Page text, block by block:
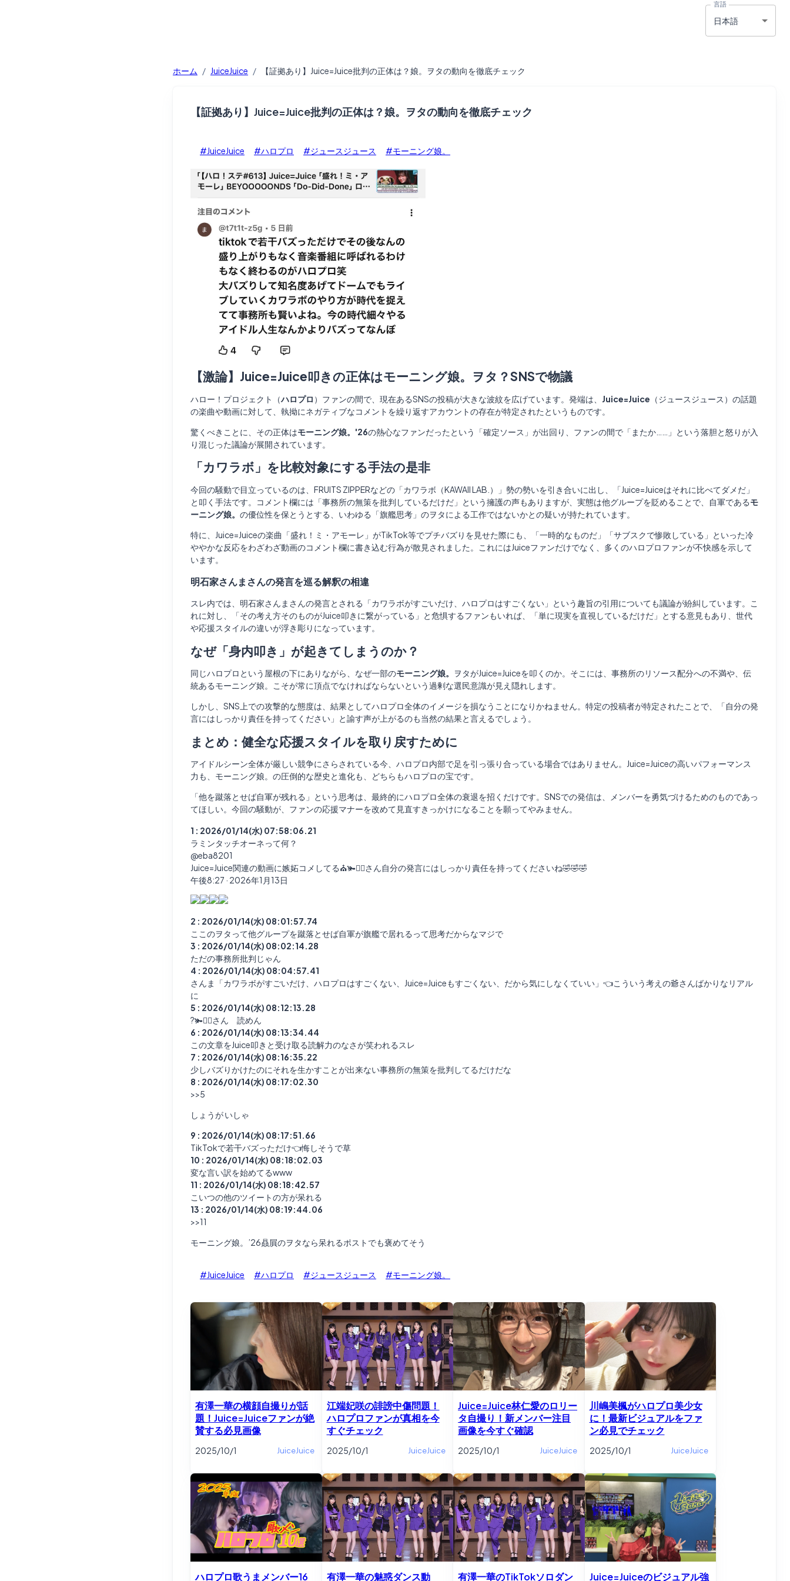
言語
日本語
ホーム / JuiceJuice / 【証拠あり】Juice=Juice批判の正体は？娘。ヲタの動向を徹底チェック
【証拠あり】Juice=Juice批判の正体は？娘。ヲタの動向を徹底チェック
#JuiceJuice #ハロプロ #ジュースジュース #モーニング娘。
【激論】Juice=Juice叩きの正体はモーニング娘。ヲタ？SNSで物議
ハロー！プロジェクト（ハロプロ ）ファンの間で、現在あるSNSの投稿が大きな波紋を広げています。発端は、 Juice=Juice （ジュースジュース）の話題
の楽曲や動画に対して、執拗にネガティブなコメントを繰り返すアカウントの存在が特定されたというものです。
驚くべきことに、その正体はモーニング娘。'26の熱心なファンだったという「確定ソース」が出回り、ファンの間で「またか……」という落胆と怒りが入
り混じった議論が展開されています。
「カワラボ」を比較対象にする手法の是非
今回の騒動で目立っているのは、FRUITS ZIPPERなどの「カワラボ（KAWAII LAB.）」勢の勢いを引き合いに出し、「Juice=Juiceはそれに比べてダメだ」
と叩く手法です。コメント欄には「事務所の無策を批判しているだけだ」という擁護の声もありますが、実態は他グループを貶めることで、自軍であるモ
ーニング娘。 の優位性を保とうとする、いわゆる「旗艦思考」のヲタによる工作ではないかとの疑いが持たれています。
特に、Juice=Juiceの楽曲「盛れ！ミ・アモーレ」がTikTok等でプチバズりを見せた際にも、「一時的なものだ」「サブスクで惨敗している」といった冷
ややかな反応をわざわざ動画のコメント欄に書き込む行為が散見されました。これにはJuiceファンだけでなく、多くのハロプロファンが不快感を示して
います。
明石家さんまさんの発言を巡る解釈の相違
スレ内では、明石家さんまさんの発言とされる「カワラボがすごいだけ、ハロプロはすごくない」という趣旨の引用についても議論が紛糾しています。こ
れに対し、「その考え方そのものがJuice叩きに繋がっている」と危惧するファンもいれば、「単に現実を直視しているだけだ」とする意見もあり、世代
や応援スタイルの違いが浮き彫りになっています。
なぜ「身内叩き」が起きてしまうのか？
同じハロプロという屋根の下にありながら、なぜ一部のモーニング娘。
ヲタがJuice=Juiceを叩くのか。そこには、事務所のリソース配分への不満や、伝
統あるモーニング娘。こそが常に頂点でなければならないという過剰な選民意識が見え隠れします。
しかし、SNS上での攻撃的な態度は、結果としてハロプロ全体のイメージを損なうことになりかねません。特定の投稿者が特定されたことで、「自分の発
言にはしっかり責任を持ってください」と諭す声が上がるのも当然の結果と言えるでしょう。
まとめ：健全な応援スタイルを取り戻すために
アイドルシーン全体が厳しい競争にさらされている今、ハロプロ内部で足を引っ張り合っている場合ではありません。Juice=Juiceの高いパフォーマンス
力も、モーニング娘。の圧倒的な歴史と進化も、どちらもハロプロの宝です。
「他を蹴落とせば自軍が残れる」という思考は、最終的にハロプロ全体の衰退を招くだけです。SNSでの発信は、メンバーを勇気づけるためのものであっ
てほしい。今回の騒動が、ファンの応援マナーを改めて見直すきっかけになることを願ってやみません。
1 : 2026/01/14(水) 07:58:06.21
ラミンタッチオーネって何？
@eba8201
Juice=Juice関連の動画に嫉妬コメしてる⛪🫚🧑‍⚕さん自分の発言にはしっかり責任を持ってくださいね🤣🤣🤣
午後8:27 · 2026年1月13日
2 : 2026/01/14(水) 08:01:57.74
ここのヲタって他グループを蹴落とせば自軍が旗艦で居れるって思考だからなマジで
3 : 2026/01/14(水) 08:02:14.28
ただの事務所批判じゃん
4 : 2026/01/14(水) 08:04:57.41
さんま「カワラボがすごいだけ、ハロプロはすごくない、Juice=Juiceもすごくない、だから気にしなくていい」👈こういう考えの爺さんばかりなリアル
に
5 : 2026/01/14(水) 08:12:13.28
?🫚🧑‍⚕さん 読めん
6 : 2026/01/14(水) 08:13:34.44
この文章をJuice叩きと受け取る読解力のなさが笑われるスレ
7 : 2026/01/14(水) 08:16:35.22
少しバズりかけたのにそれを生かすことが出来ない事務所の無策を批判してるだけだな
8 : 2026/01/14(水) 08:17:02.30
>>5
しょうが いしゃ
9 : 2026/01/14(水) 08:17:51.66
TikTokで若干バズっただけ👈悔しそうで草
10 : 2026/01/14(水) 08:18:02.03
変な言い訳を始めてるwww
11 : 2026/01/14(水) 08:18:42.57
こいつの他のツイートの方が呆れる
13 : 2026/01/14(水) 08:19:44.06
>>11
モーニング娘。’26贔屓のヲタなら呆れるポストでも褒めてそう
#JuiceJuice #ハロプロ #ジュースジュース #モーニング娘。
有澤一華の横顔自撮りが話
題！Juice=Juiceファンが絶
賛する必見画像
2025/10/1 JuiceJuice
江端妃咲の誹謗中傷問題！
ハロプロファンが真相を今
すぐチェック
2025/10/1 JuiceJuice
Juice=Juice林仁愛のロリー
タ自撮り！新メンバー注目
画像を今すぐ確認
2025/10/1 JuiceJuice
川嶋美楓がハロプロ美少女
に！最新ビジュアルをファ
ン必見でチェック
2025/10/1 JuiceJuice
ハロプロ歌うまメンバー16 有澤一華の魅惑ダンス動 有澤一華のTikTokソロダン Juice=Juiceのビジュアル強